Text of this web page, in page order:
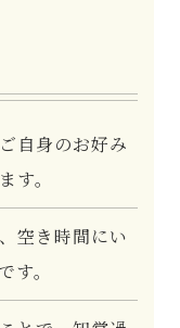
自身のお好み
す。
空き時間にい
。